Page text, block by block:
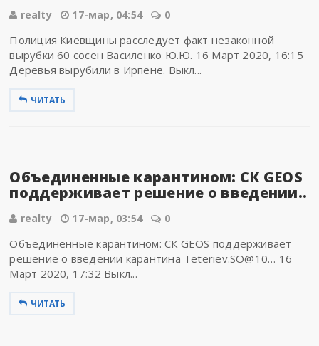
realty 17-мар, 04:54 0
Полиция Киевщины расследует факт незаконной
вырубки 60 сосен Василенко Ю.Ю. 16 Март 2020, 16:15
Деревья вырубили в Ирпене. Выкл...
ЧИТАТЬ
Объединенные карантином: СК GEOS
поддерживает решение о введении..
realty 17-мар, 03:54 0
Объединенные карантином: СК GEOS поддерживает
решение о введении карантина Teteriev.SO@10… 16
Март 2020, 17:32 Выкл...
ЧИТАТЬ